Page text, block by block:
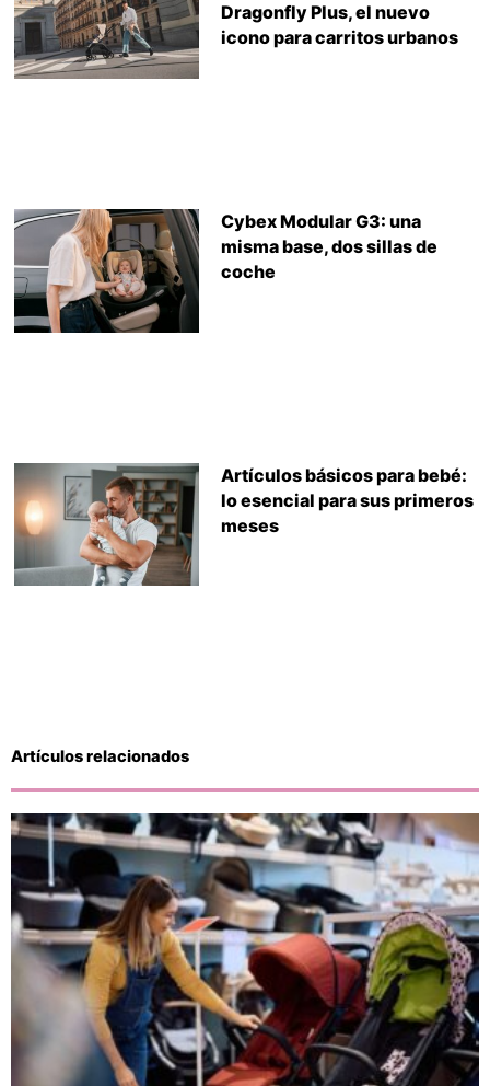
Dragonfly Plus, el nuevo
icono para carritos urbanos
Cybex Modular G3: una
misma base, dos sillas de
coche
Artículos básicos para bebé:
lo esencial para sus primeros
meses
Artículos relacionados